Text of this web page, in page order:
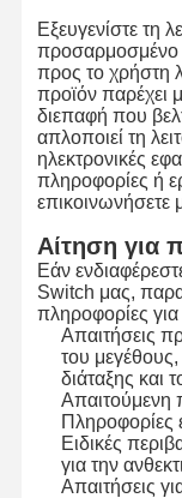
Εξευγενίστε τη
προσαρμοσμένο
προς το χρήστη
προϊόν παρέχει
διεπαφή που
απλοποιεί τη
ηλεκτρονικές
πληροφορίες ή
επικοινωνήσετε
Αίτηση για
Εάν
Switch μας,
πληροφορίες
Απαιτήσεις
του
διάταξης και
Απαιτούμενη
Πληροφορίες
Ειδικές
για την
Απαιτήσεις